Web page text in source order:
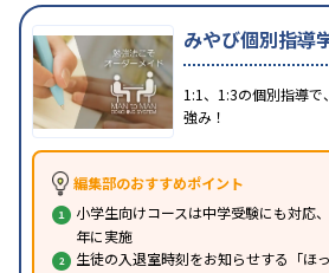
みやび個別指導
1:1、1:3の個別指導で
強み！
編集部のおすすめポイント
小学生向けコースは中学受験にも対応
年に実施
生徒の入退室時刻をお知らせする「ほ